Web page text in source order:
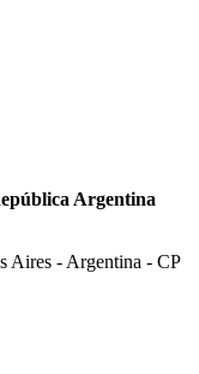
Argentina
Aires - Argentina - CP